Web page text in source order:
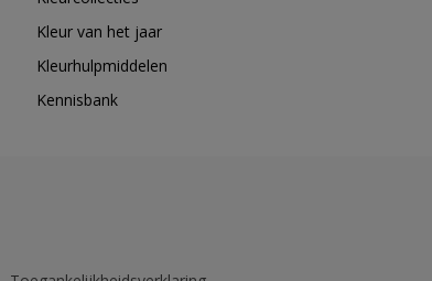
Kleur van het jaar
Kleurhulpmiddelen
Kennisbank